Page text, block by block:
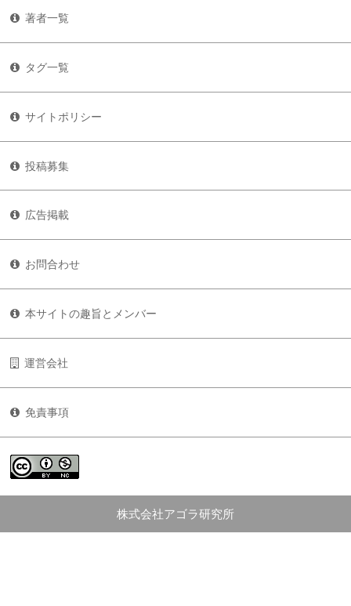
著者一覧
タグ一覧
サイトポリシー
投稿募集
広告掲載
お問合わせ
本サイトの趣旨とメンバー
運営会社
免責事項
株式会社アゴラ研究所